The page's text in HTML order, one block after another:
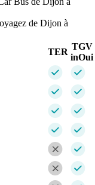
de Dijon à
TER
TGV
inOui